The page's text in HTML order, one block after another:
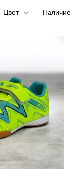
Цвет Наличие